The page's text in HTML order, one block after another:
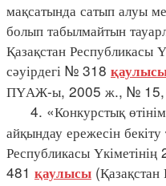
мақсатында сатып алуы
болып табылмайтын
Қазақстан Республикасы
сәуірдегі № 318
ПҮАЖ-ы, 2005 ж., № 15,
4. «Конкурстық
айқындау ережесін
Республикасы
481 қаулысы